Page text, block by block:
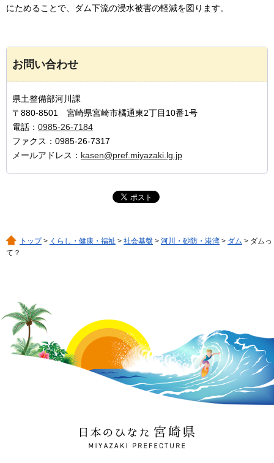
にためることで、ダム下流の浸水被害の軽減を図ります。
お問い合わせ
県土整備部河川課
〒880-8501 宮崎県宮崎市橘通東2丁目10番1号
電話： 0985-26-7184
ファクス：0985-26-7317
メールアドレス： kasen@pref.miyazaki.lg.jp
トップ> くらし・健康・福祉 > 社会基盤 > 河川・砂防・港湾 > ダム > ダムっ
て？
日本のひなた 宮崎県
MIYAZAKI PREFECTURE